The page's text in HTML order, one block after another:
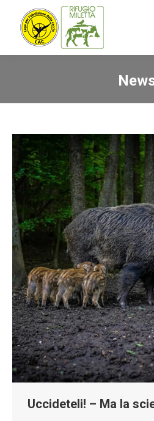
Uccideteli! – Ma la